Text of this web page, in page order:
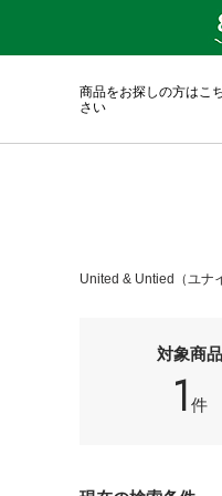
商品をお探しの方はこ
さい
United & Untied（ユナ
対象商品
1 件